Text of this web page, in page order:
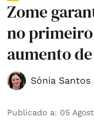
Zome
no
aumento de
Sónia Santos
Publicado a: 05